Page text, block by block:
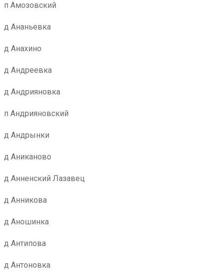
п Амозовский
д Ананьевка
д Анахино
д Андреевка
д Андрияновка
п Андрияновский
д Андрынки
д Аниканово
д Анненский Лазавец
д Анникова
д Аношинка
д Антипова
д Антоновка